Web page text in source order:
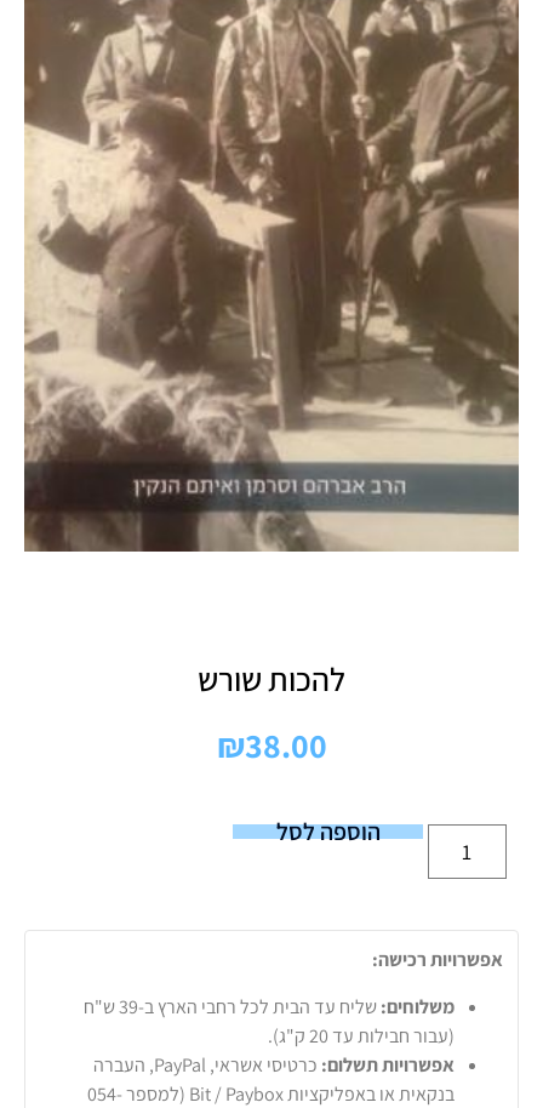
להכות שורש
₪38.00
הוספה לסל
אפשרויות רכישה:
משלוחים:
שליח עד הבית לכל רחבי הארץ ב-39 ש"ח
(עבור חבילות עד 20 ק"ג).
אפשרויות תשלום:
כרטיסי אשראי, PayPal, העברה
בנקאית או באפליקציות Bit / Paybox (למספר 054-